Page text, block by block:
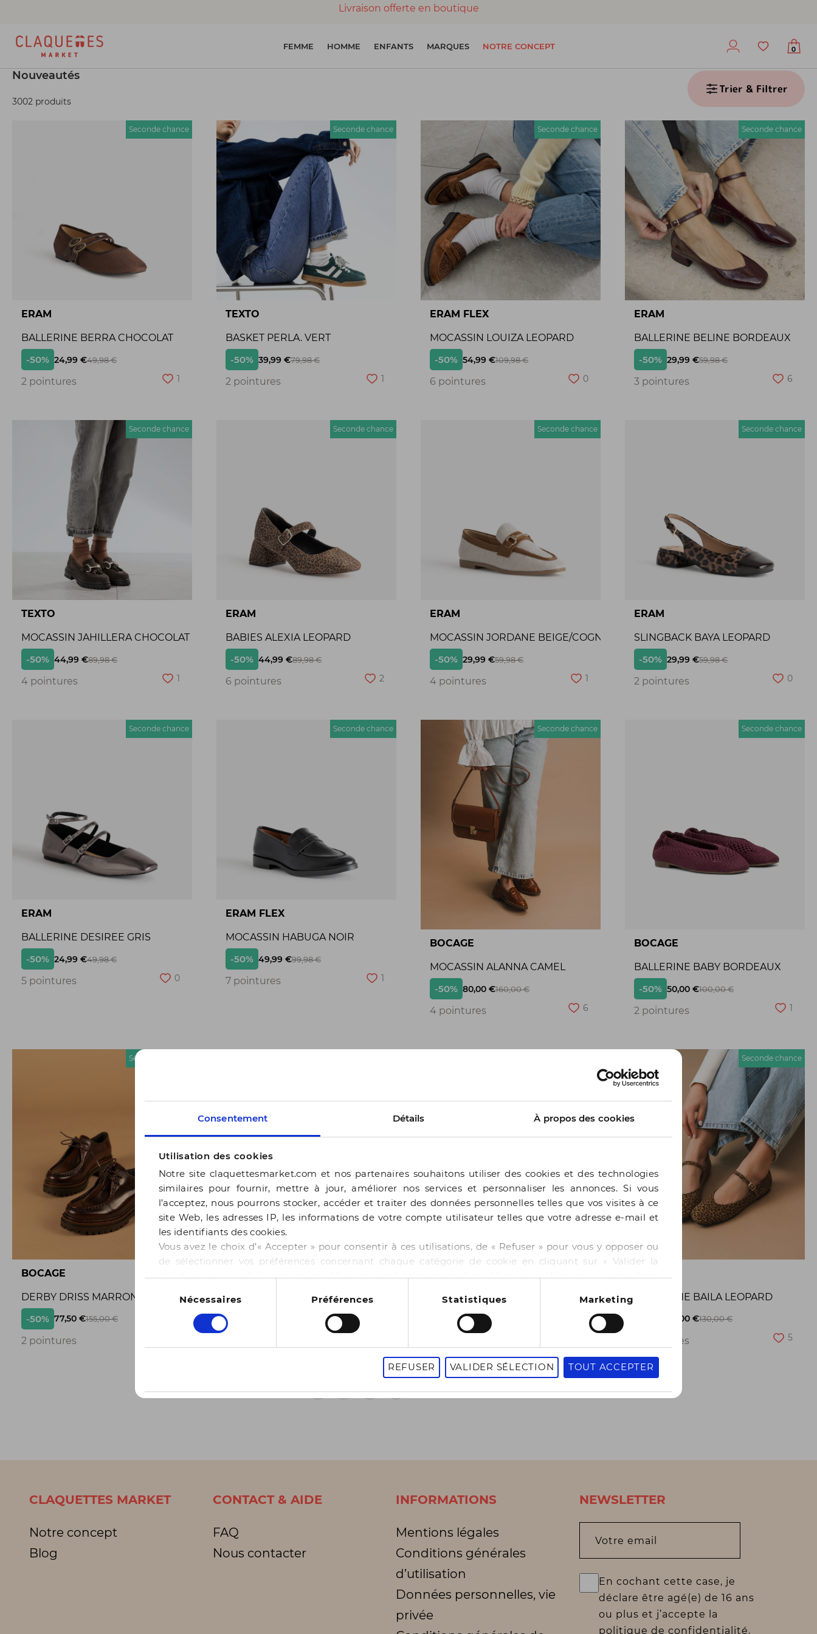
Consentement Détails À propos des cookies
Utilisation des cookies
Notre site claquettesmarket.com et nos partenaires souhaitons utiliser des cookies et des technologies
similaires pour fournir, mettre à jour, améliorer nos services et personnaliser les annonces. Si vous
l’acceptez, nous pourrons stocker, accéder et traiter des données personnelles telles que vos visites à ce
site Web, les adresses IP, les informations de votre compte utilisateur telles que votre adresse e-mail et
les identifiants des cookies.
Vous avez le choix d’« Accepter » pour consentir à ces utilisations, de « Refuser » pour vous y opposer ou
de sélectionner vos préférences concernant chaque catégorie de cookie en cliquant sur « Valider la
sélection » pour valider vos options. Vous pouvez à tout moment modifier vos préférences en consultant
consentement
Nécessaires Préférences Statistiques Marketing
REFUSER VALIDER SÉLECTION TOUT ACCEPTER
Livraison offerte en boutique
FEMME HOMME ENFANTS MARQUES NOTRE CONCEPT 0
Nouveautés
3002 produits
Trier & Filtrer
Seconde chance
ERAM
BALLERINE BERRA CHOCOLAT
-50% 24,99 €49,98 €
2 pointures 1
Seconde chance
TEXTO
BASKET PERLA. VERT
-50% 39,99 €79,98 €
2 pointures 1
Seconde chance
ERAM FLEX
MOCASSIN LOUIZA LEOPARD
-50% 54,99 €109,98 €
6 pointures 0
Seconde chance
ERAM
BALLERINE BELINE BORDEAUX
-50% 29,99 €59,98 €
3 pointures 6
Seconde chance
TEXTO
MOCASSIN JAHILLERA CHOCOLAT
-50% 44,99 €89,98 €
4 pointures 1
Seconde chance
ERAM
BABIES ALEXIA LEOPARD
-50% 44,99 €89,98 €
6 pointures 2
Seconde chance
ERAM
MOCASSIN JORDANE BEIGE/COGNAC
-50% 29,99 €59,98 €
4 pointures 1
Seconde chance
ERAM
SLINGBACK BAYA LEOPARD
-50% 29,99 €59,98 €
2 pointures 0
Seconde chance
ERAM
BALLERINE DESIREE GRIS
-50% 24,99 €49,98 €
5 pointures 0
Seconde chance
ERAM FLEX
MOCASSIN HABUGA NOIR
-50% 49,99 €99,98 €
7 pointures 1
Seconde chance
BOCAGE
MOCASSIN ALANNA CAMEL
-50% 80,00 €160,00 €
4 pointures 6
Seconde chance
BOCAGE
BALLERINE BABY BORDEAUX
-50% 50,00 €100,00 €
2 pointures 1
Seconde chance
BOCAGE
DERBY DRISS MARRON
-50% 77,50 €155,00 €
2 pointures
BALLERINE BAILA CHOCOLAT
ERAM
BALLERINE BEJIA BEIGE
Seconde chance
BALLERINE BAILA LEOPARD
65,00 €130,00 €
2 pointures 5
1 2 3
Page
1 - 16 sur 3002 articles
CLAQUETTES MARKET
Notre concept
Blog
CONTACT & AIDE
FAQ
Nous contacter
INFORMATIONS
Mentions légales
Conditions générales
d’utilisation
Données personnelles, vie
privée
NEWSLETTER
Votre email
En cochant cette case, je
déclare être agé(e) de 16 ans
ou plus et j’accepte la
politique de confidentialité.